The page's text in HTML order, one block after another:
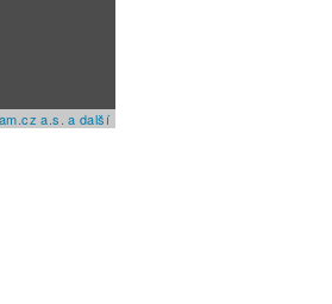
a.s. a další